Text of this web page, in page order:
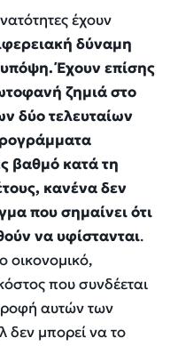
έχουν
δύναμη
Έχουν επίσης
ζημιά στο
δύο τελευταίων
βαθμό κατά τη
κανένα δεν
που σημαίνει ότι
να υφίστανται.
οικονομικό,
που συνδέεται
αυτών των
δεν μπορεί να το